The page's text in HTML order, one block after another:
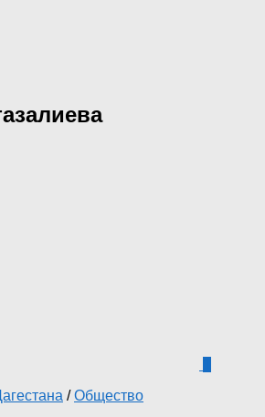
/Общество